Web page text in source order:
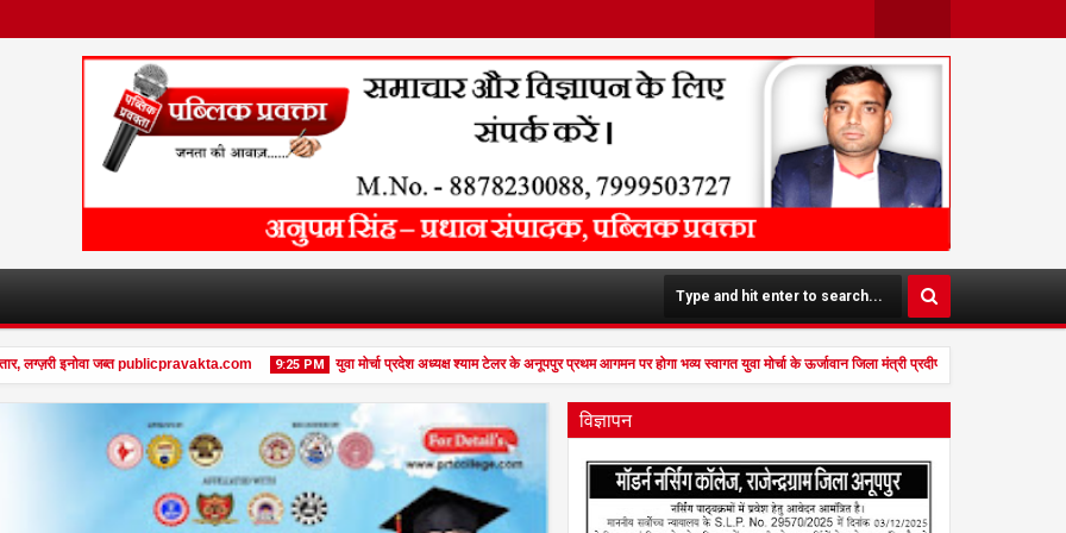
Twit
Face
Boo
K
इनोवा जब्त publicpravakta.com 9:25 PM
Feb
युवा मोर्चा प्रदेश अध्यक्ष श्याम टेलर के अनूपपुर प्रथम आगमन पर होगा भव्य स्वागत युवा मोर्चा के ऊर्जावान जिला मंत्री प्रदीप मिश्रा ने सभी युवाओं से
विज्ञापन